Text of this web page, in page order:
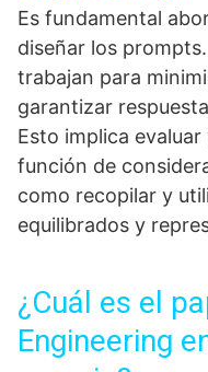
Es fundamental
diseñar los
trabajan para
garantizar
Esto implica
función de
como recopilar y
equilibrados y
¿Cuál es el
Engineering